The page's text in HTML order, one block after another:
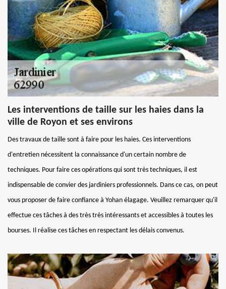
Les interventions de taille sur les haies dans la
ville de Royon et ses environs
Des travaux de taille sont à faire pour les haies. Ces interventions
d'entretien nécessitent la connaissance d'un certain nombre de
techniques. Pour faire ces opérations qui sont très techniques, il est
indispensable de convier des jardiniers professionnels. Dans ce cas, on peut
vous proposer de faire confiance à Yohan élagage. Veuillez remarquer qu'il
effectue ces tâches à des très très intéressants et accessibles à toutes les
bourses. Il réalise ces tâches en respectant les délais convenus.